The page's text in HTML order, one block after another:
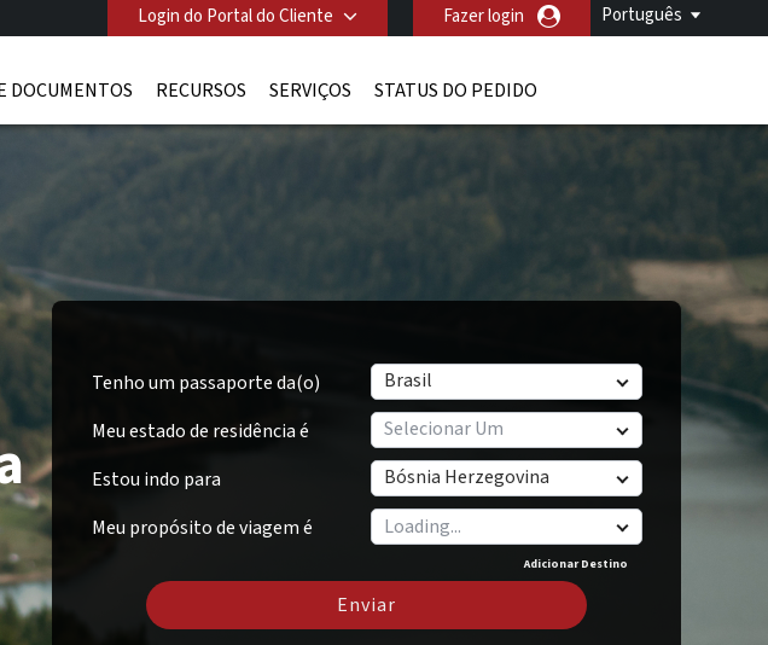
Português
Login do Portal do Cliente Fazer login
DOCUMENTOS RECURSOS SERVIÇOS STATUS DO PEDIDO
Tenho um passaporte da(o)
Brasil
Meu estado de residência é
Selecionar Um
Estou indo para
Bósnia Herzegovina
Meu propósito de viagem é
Adicionar Destino
Enviar